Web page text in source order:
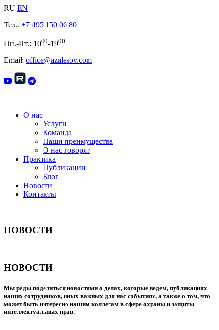
RU EN
Тел.: +7 495 150 06 80
Пн.-Пт.: 1000-1900
Email: office@azalesov.com
О нас
Услуги
Команда
Наши преимущества
О нас говорят
Практика
Публикации
Блог
Новости
Контакты
НОВОСТИ
НОВОСТИ
Мы рады поделиться новостями о делах, которые ведем, публикациях
наших сотрудников, иных важных для нас событиях, а также о том, что
может быть интересно нашим коллегам в сфере охраны и защиты
интеллектуальных прав.